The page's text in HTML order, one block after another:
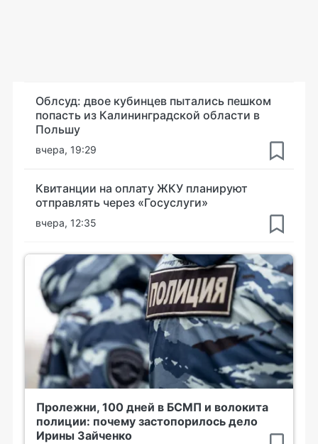
Облсуд: двое кубинцев пытались пешком
попасть из Калининградской области в
Польшу
вчера, 19:29
Квитанции на оплату ЖКУ планируют
отправлять через «Госуслуги»
вчера, 12:35
Пролежни, 100 дней в БСМП и волокита
полиции: почему застопорилось дело
Ирины Зайченко